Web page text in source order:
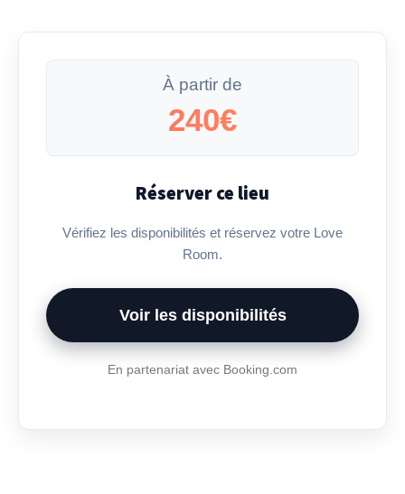
À partir de
240€
Réserver ce lieu
Vérifiez les disponibilités et réservez votre Love
Room.
Voir les disponibilités
En partenariat avec Booking.com